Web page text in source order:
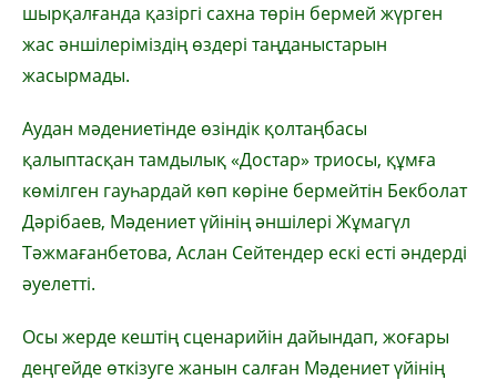
шырқалғанда қазіргі сахна төрін бермей жүрген
жас әншілеріміздің өздері таңданыстарын
жасырмады.
Аудан мәдениетінде өзіндік қолтаңбасы
қалыптасқан тамдылық «Достар» триосы, құмға
көмілген гауһардай көп көріне бермейтін Бекболат
Дәрібаев, Мәдениет үйінің әншілері Жұмагүл
Тәжмағанбетова, Аслан Сейтендер ескі есті әндерді
әуелетті.
Осы жерде кештің сценарийін дайындап, жоғары
деңгейде өткізуге жанын салған Мәдениет үйінің